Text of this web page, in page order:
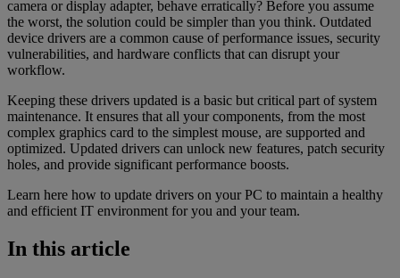
camera or display adapter, behave erratically? Before you assume
the worst, the solution could be simpler than you think. Outdated
device drivers are a common cause of performance issues, security
vulnerabilities, and hardware conflicts that can disrupt your
workflow.
Keeping these drivers updated is a basic but critical part of system
maintenance. It ensures that all your components, from the most
complex graphics card to the simplest mouse, are supported and
optimized. Updated drivers can unlock new features, patch security
holes, and provide significant performance boosts.
Learn here how to update drivers on your PC to maintain a healthy
and efficient IT environment for you and your team.
In this article